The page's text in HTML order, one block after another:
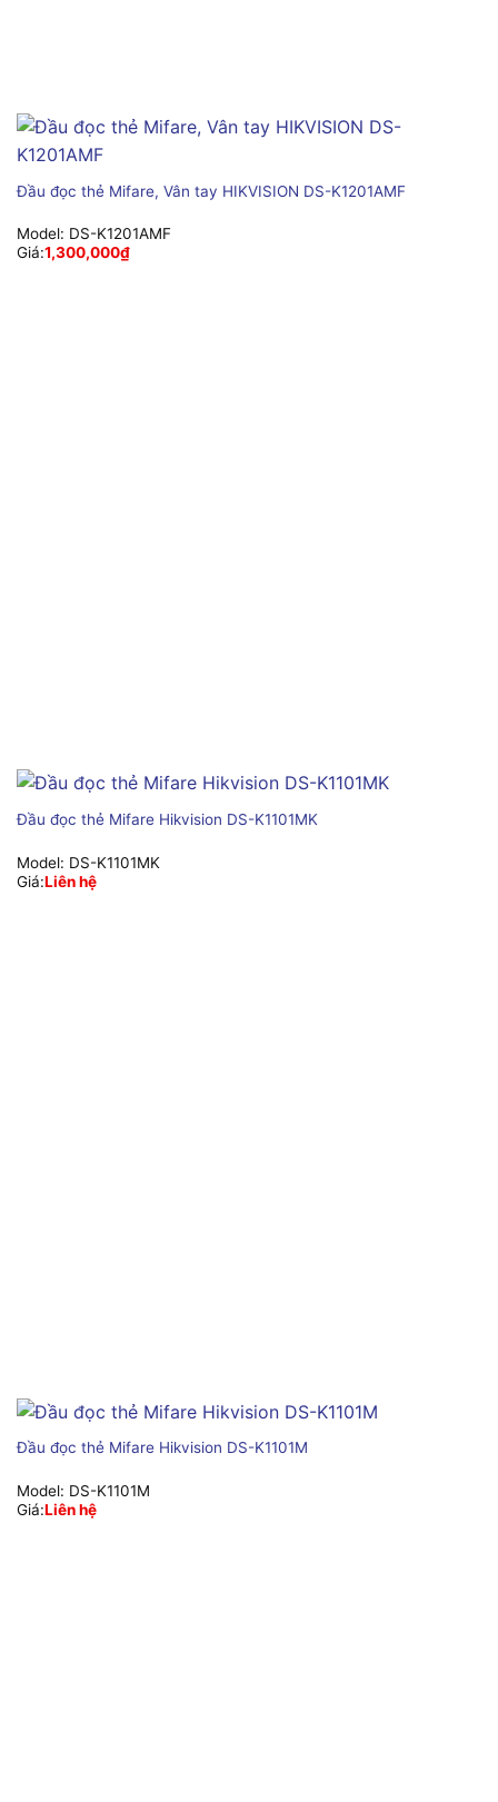
Đầu đọc thẻ Mifare, Vân tay HIKVISION DS-K1201AMF
Model: DS-K1201AMF
Giá:1,300,000₫
Đầu đọc thẻ Mifare Hikvision DS-K1101MK
Model: DS-K1101MK
Giá:Liên hệ
Đầu đọc thẻ Mifare Hikvision DS-K1101M
Model: DS-K1101M
Giá:Liên hệ